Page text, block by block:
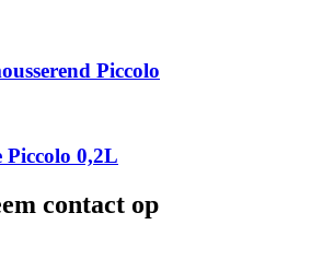
Piccolo
Piccolo 0,2L
contact op